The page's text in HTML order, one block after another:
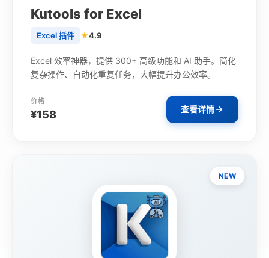
Kutools for Excel
Excel 插件 4.9
Excel 效率神器，提供 300+ 高级功能和 AI 助手。简化
复杂操作、自动化重复任务，大幅提升办公效率。
价格
¥158 查看详情
NEW